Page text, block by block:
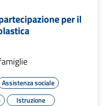
per il
Assistenza sociale
Istruzione